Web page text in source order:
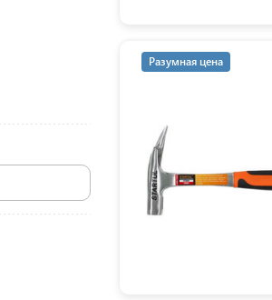
Разумная цена